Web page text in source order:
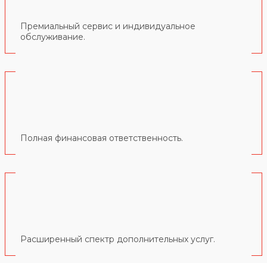
Премиальный сервис и индивидуальное
обслуживание.
Полная финансовая ответственность.
Расширенный спектр дополнительных услуг.